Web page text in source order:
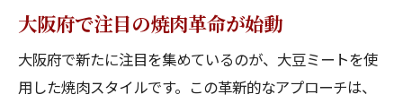
性
健康志向が追い風に大豆ミートの新潮流
大豆ミート選択のメリットとその可能性
大阪府で注目の焼肉革命が始動
大阪府で新たに注目を集めているのが、大豆ミートを使
用した焼肉スタイルです。この革新的なアプローチは、